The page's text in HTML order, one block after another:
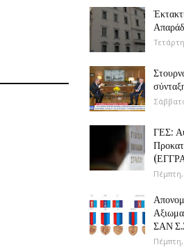
ΓΕΣ:
ΣΑΝ
Πέμπτη,